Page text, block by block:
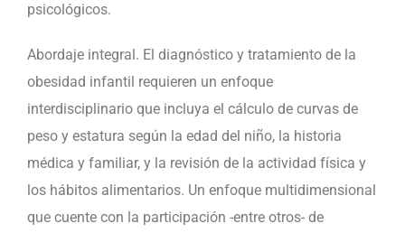
psicológicos.
Abordaje integral. El diagnóstico y tratamiento de la
obesidad infantil requieren un enfoque
interdisciplinario que incluya el cálculo de curvas de
peso y estatura según la edad del niño, la historia
médica y familiar, y la revisión de la actividad física y
los hábitos alimentarios. Un enfoque multidimensional
que cuente con la participación -entre otros- de